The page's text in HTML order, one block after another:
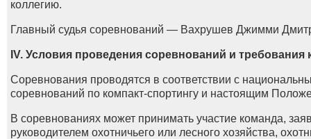
коллегию.
Главный судья соревнований — Вахрушев Джимми
IV. Условия проведения соревнований и требования
Соревнования проводятся в соответствии с
соревнований по компакт-спортингу и настоящим
В соревнованиях может принимать участие команда,
руководителем охотничьего или лесного хозяйства,